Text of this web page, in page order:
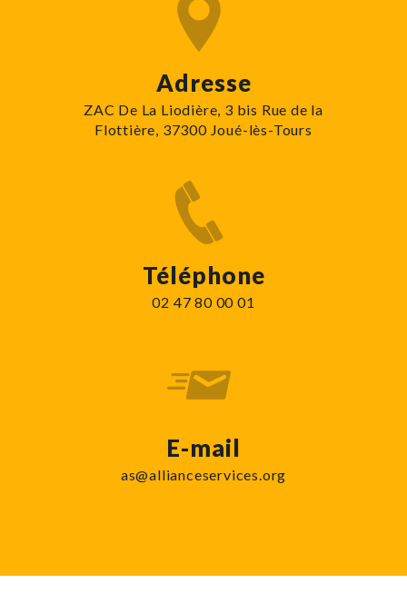
Adresse
ZAC De La Liodière, 3 bis Rue de la
Flottière, 37300 Joué-lès-Tours
Téléphone
02 47 80 00 01
E-mail
as@allianceservices.org